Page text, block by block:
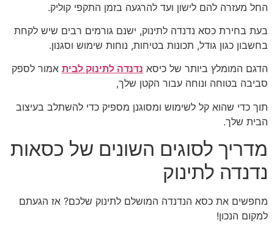
החל מעזרה להם לישון ועד להרגעה בזמן התקפי קוליק.
בעת בחירת כסא נדנדה לתינוק, ישנם גורמים רבים שיש לקחת
בחשבון כגון גודל, תכונות בטיחות, נוחות שימוש וסגנון.
הדגם המומלץ ביותר של כיסא נדנדה לתינוק לבית אמור לספק
סביבה בטוחה ונוחה עבור הקטן שלך,
תוך כדי שהוא קל לשימוש ומסוגנן מספיק כדי להשתלב בעיצוב
הבית שלך.
מדריך לסוגים השונים של כסאות
נדנדה לתינוק
מחפשים את כסא הנדנדה המושלם לתינוק שלכם? אז הגעתם
למקום הנכון!